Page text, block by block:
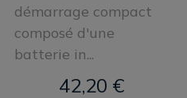
démarrage compact
composé d'une
batterie in...
42,20 €